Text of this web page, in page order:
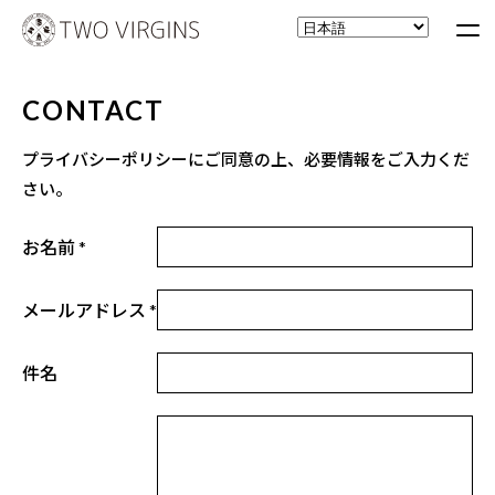
CONTACT
プライバシーポリシーにご同意の上、必要情報をご入力くだ
さい。
お名前 *
メールアドレス *
件名